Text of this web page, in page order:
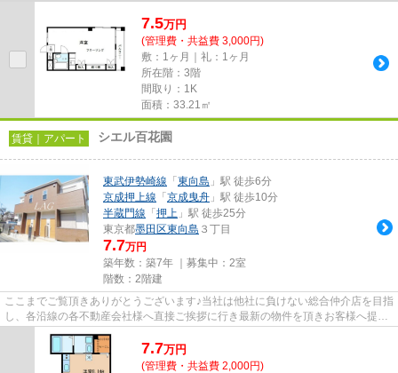
7.5万円
(管理費・共益費 3,000円)
敷：1ヶ月｜礼：1ヶ月
所在階：3階
間取り：1K
面積：33.21㎡
賃貸｜アパート シエル百花園
東武伊勢崎線 「 東向島 」駅 徒歩6分
京成押上線 「 京成曳舟 」駅 徒歩10分
半蔵門線 「 押上 」駅 徒歩25分
東京都墨田区東向島 ３丁目
7.7万円
築年数：築7年 ｜募集中： 2室
階数：2階建
ここまでご覧頂きありがとうございます♪当社は他社に負けない総合仲介店を目指
し、各沿線の各不動産会社様へ直接ご挨拶に行き最新の物件を頂きお客様へ提供
しております！最新の情報は...
7.7万円
(管理費・共益費 2,000円)